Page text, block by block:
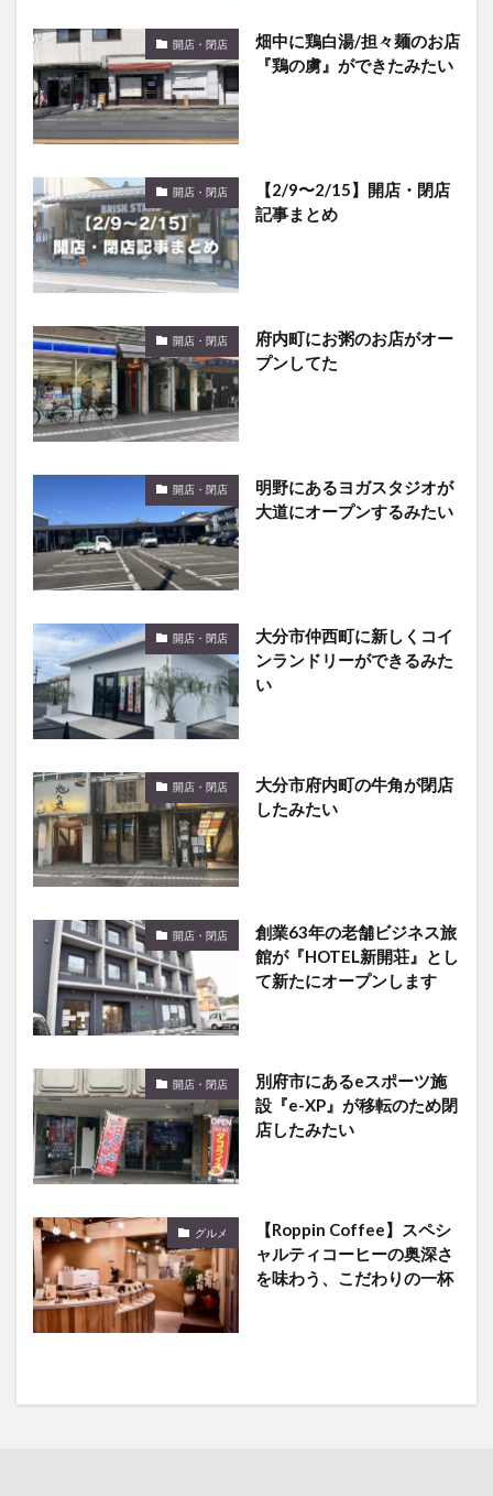
開店・閉店
畑中に鶏白湯/担々麺のお店
『鶏の虜』ができたみたい
開店・閉店
【2/9〜2/15】開店・閉店
記事まとめ
開店・閉店
府内町にお粥のお店がオー
プンしてた
開店・閉店
明野にあるヨガスタジオが
大道にオープンするみたい
開店・閉店
大分市仲西町に新しくコイ
ンランドリーができるみた
い
開店・閉店
大分市府内町の牛角が閉店
したみたい
開店・閉店
創業63年の老舗ビジネス旅
館が『HOTEL新開荘』とし
て新たにオープンします
開店・閉店
別府市にあるeスポーツ施
設『e-XP』が移転のため閉
店したみたい
グルメ
【Roppin Coffee】スペシ
ャルティコーヒーの奥深さ
を味わう、こだわりの一杯